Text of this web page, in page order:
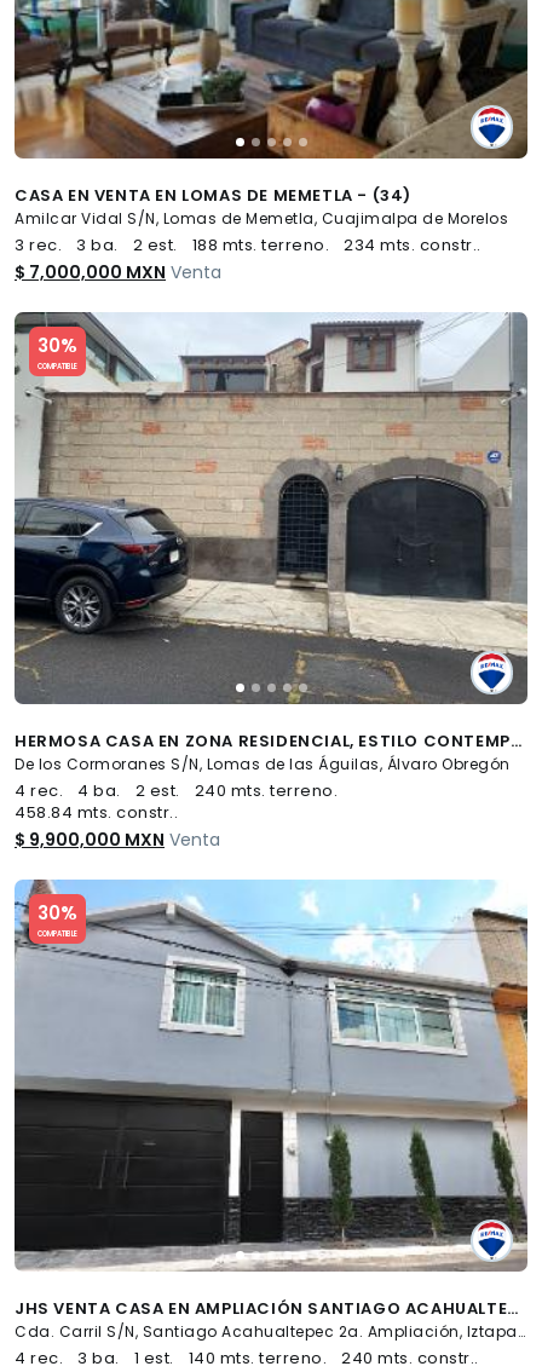
CASA EN VENTA EN LOMAS DE MEMETLA - (34)
Amilcar Vidal S/N, Lomas de Memetla, Cuajimalpa de Morelos
3 rec. 3 ba. 2 est. 188 mts. terreno. 234 mts. constr..
$ 7,000,000 MXN Venta
30%
COMPATIBLE
Slide 1 of 5
HERMOSA CASA EN ZONA RESIDENCIAL, ESTILO CONTEMPORÁNEO MEXICANO - (34)
De los Cormoranes S/N, Lomas de las Águilas, Álvaro Obregón
4 rec. 4 ba. 2 est.
240 mts. terreno.
458.84 mts. constr..
$ 9,900,000 MXN Venta
30%
COMPATIBLE
Slide 1 of 5
JHS VENTA CASA EN AMPLIACIÓN SANTIAGO ACAHUALTEPEC, IZTAPALAPA - (34)
Cda. Carril S/N, Santiago Acahualtepec 2a. Ampliación, Iztapalapa
4 rec. 3 ba. 1 est. 140 mts. terreno. 240 mts. constr..